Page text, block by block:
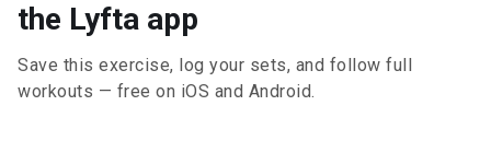
the Lyfta app
Save this exercise, log your sets, and follow full
workouts — free on iOS and Android.